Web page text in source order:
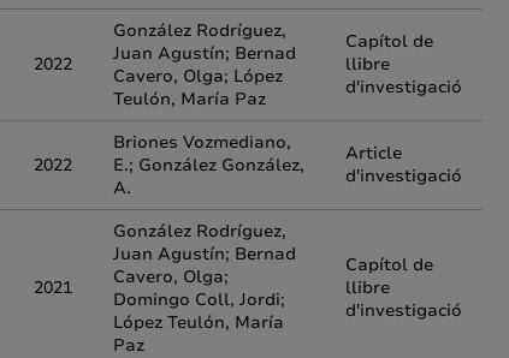
2022
González Rodríguez,
Juan Agustín; Bernad
Cavero, Olga; López
Teulón, María Paz
Capítol de
llibre
d'investigació
2022
Briones Vozmediano,
E.; González González,
A.
Article
d'investigació
2021
González Rodríguez,
Juan Agustín; Bernad
Cavero, Olga;
Domingo Coll, Jordi;
López Teulón, María
Paz
Capítol de
llibre
d'investigació